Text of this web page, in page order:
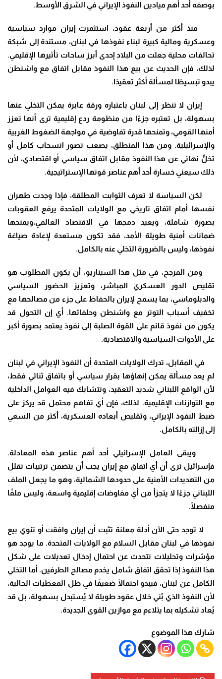
بوصفه أحد أهم ميادين النفوذ الإيراني في الشرق الأوسط.
منذ أكثر من أربعة عقود، استثمرت إيران موارد سياسية
وعسكرية ومالية كبيرة لبناء نفوذها في لبنان، مستندة إلى شبكة
تحالفات محلية جعلت من البلاد إحدى أبرز ساحات تأثيرها الإقليمي.
لذلك، فإن الحديث عن بيع هذا النفوذ مقابل اتفاق مع واشنطن
يبدو تبسيطًا لمسألة أكثر تعقيدًا.
إيران لا تنظر إلى لبنان باعتباره ورقة عابرة يمكن التخلي عنها
بسهولة، بل تعتبره جزءًا من منظومة ردع إقليمية ترى أنها تعزز
أمنها القومي، وتمنحها قدرة تفاوضية في مواجهة الضغوط الغربية
والإسرائيلية. ومن هذا المنطلق، يصعب تصور انسحاب كامل أو
تخلٍّ نهائي عن هذا النفوذ مقابل اتفاق سياسي أو اقتصادي، لأن
ذلك سيعني خسارة أحد أهم عناصر قوتها الإستراتيجية.
لكن السياسة لا تعرف الثوابت المطلقة، فإذا وجدت طهران
نفسها أمام اتفاق تاريخي مع الولايات المتحدة يرفع العقوبات
بصورة شاملة، ويعيد دمجها في الاقتصاد العالمي،ويمنحها
ضمانات أمنية طويلة الأمد، فقد تكون مستعدة لإعادة صياغة
نفوذها، وليس بالضرورة التخلي عنه بالكامل.
ومن المرجح، في مثل هذا السيناريو، أن يكون المطلوب هو
تقليص الدور العسكري المباشر، وتعزيز الحضور السياسي
والدبلوماسي، بما يسمح لإيران بالحفاظ على جزء من مصالحها مع
تخفيف أسباب التوتر مع واشنطن وحلفائها. أي إن التحول قد
يكون من نفوذ قائم على القوة الصلبة إلى نفوذ يعتمد بصورة أكبر
على الأدوات السياسية والاقتصادية.
في المقابل، تدرك الولايات المتحدة أن النفوذ الإيراني في لبنان
لم يعد مسألة يمكن إنهاؤها بقرار سياسي أو باتفاق ثنائي فقط،
لأن الواقع اللبناني شديد التعقيد، وتتشابك فيه العوامل الداخلية
مع التوازنات الإقليمية. لذلك، فإن أي تفاهم محتمل قد يركز على
ضبط النفوذ الإيراني، وتقليص أبعاده العسكرية، أكثر من السعي
إلى إزالته بالكامل.
ويبقى العامل الإسرائيلي أحد أهم عناصر هذه المعادلة.
فإسرائيل ترى أن أي اتفاق مع إيران يجب أن يتضمن ترتيبات تقلل
من التهديدات الأمنية على حدودها الشمالية، وهو ما يجعل الملف
اللبناني جزءًا لا يتجزأ من أي مفاوضات إقليمية واسعة، وليس ملفًا
منفصلًا.
لا توجد حتى الآن أدلة معلنة تثبت أن إيران وافقت أو تنوي بيع
نفوذها في لبنان مقابل السلام مع الولايات المتحدة. ما يوجد هو
مؤشرات وتحليلات تتحدث عن احتمال إدخال تعديلات على شكل
هذا النفوذ إذا تحقق اتفاق شامل يخدم مصالح الطرفين. أما التخلي
الكامل عن لبنان، فيبدو احتمالًا ضعيفًا في ظل المعطيات الحالية،
لأن النفوذ الذي بُني خلال عقود طويلة لا يُستبدل بسهولة، بل قد
يُعاد تشكيله بما يتلاءم مع موازين القوى الجديدة.
شارك هذا الموضوع